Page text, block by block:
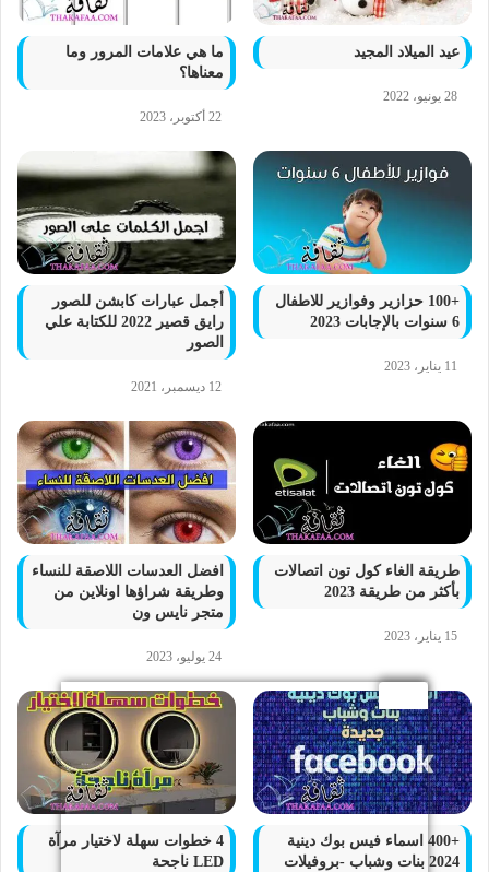
عيد الميلاد المجيد
28 يونيو، 2022
ما هي علامات المرور وما
معناها؟
22 أكتوبر، 2023
+100 حزازير وفوازير للاطفال
6 سنوات بالإجابات 2023
11 يناير، 2023
أجمل عبارات كابشن للصور
رايق قصير 2022 للكتابة علي
الصور
12 ديسمبر، 2021
طريقة الغاء كول تون اتصالات
بأكثر من طريقة 2023
15 يناير، 2023
افضل العدسات اللاصقة للنساء
وطريقة شراؤها اونلاين من
متجر نايس ون
24 يوليو، 2023
+400 اسماء فيس بوك دينية
2024 بنات وشباب -بروفيلات
4 خطوات سهلة لاختيار مرآة
LED ناجحة